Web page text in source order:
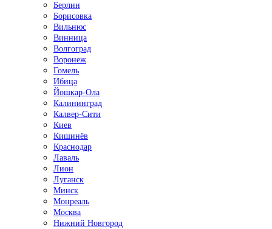
Берлин
Борисовка
Вильнюс
Винница
Волгоград
Воронеж
Гомель
Ибица
Йошкар-Ола
Калининград
Калвер-Сити
Киев
Кишинёв
Краснодар
Лаваль
Лион
Луганск
Минск
Монреаль
Москва
Нижний Новгород